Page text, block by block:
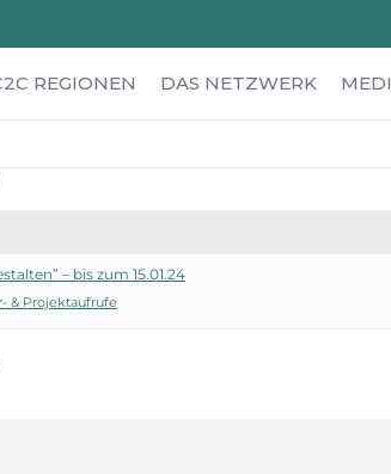
REGIONEN DAS NETZWERK
– bis zum 15.01.24
& Projektaufrufe